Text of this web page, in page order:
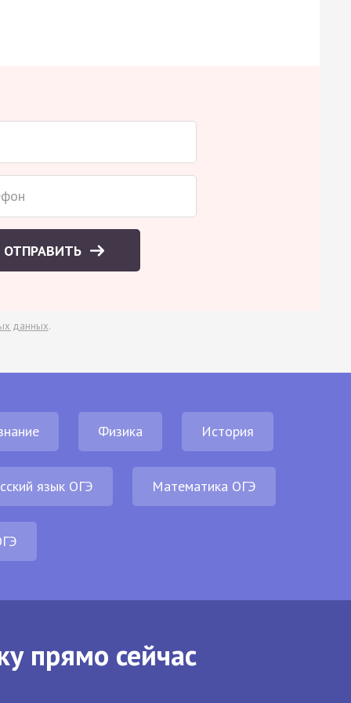
ОТПРАВИТЬ
данных.
Физика История
язык ОГЭ Математика ОГЭ
прямо сейчас